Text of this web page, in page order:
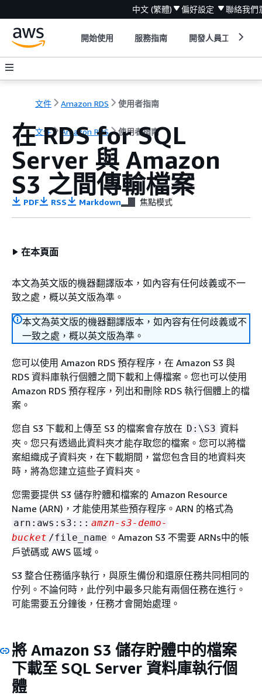
中文 (繁體) 偏好設定 聯絡我們
開始使用 服務指南 開發人員工具
文件 Amazon RDS 使用者指南
文件 Amazon RDS 使用者指南
在 RDS for SQL
Server 與 Amazon
S3 之間傳輸檔案
PDF RSS Markdown 焦點模式
在本頁面
本文為英文版的機器翻譯版本，如內容有任何歧義或不一
致之處，概以英文版為準。
本文為英文版的機器翻譯版本，如內容有任何歧義或不
一致之處，概以英文版為準。
您可以使用 Amazon RDS 預存程序，在 Amazon S3 與
RDS 資料庫執行個體之間下載和上傳檔案。您也可以使用
Amazon RDS 預存程序，列出和刪除 RDS 執行個體上的檔
案。
您自 S3 下載和上傳至 S3 的檔案會存放在 D:\S3 資料
夾。您只有透過此資料夾才能存取您的檔案。您可以將檔
案組織成子資料夾，在下載期間，當您包含目的地資料夾
時，將為您建立這些子資料夾。
您需要提供 S3 儲存貯體和檔案的 Amazon Resource
Name (ARN)，才能使用某些預存程序。ARN 的格式為
arn:aws:s3::: amzn-s3-demo-
bucket /file_name 。Amazon S3 不需要 ARNs中的帳
戶號碼或 AWS 區域。
S3 整合任務循序執行，與原生備份和還原任務共同相同的
佇列。不論何時，此佇列中最多只能有兩個任務在進行。
可能需要五分鐘後，任務才會開始處理。
將 Amazon S3 儲存貯體中的檔案
下載至 SQL Server 資料庫執行個
體